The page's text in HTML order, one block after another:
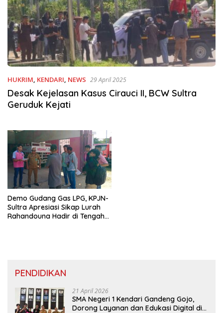
HUKRIM, KENDARI, NEWS 29 April 2025
Desak Kejelasan Kasus Cirauci II, BCW Sultra
Geruduk Kejati
Demo Gudang Gas LPG, KPJN-
Sultra Apresiasi Sikap Lurah
Rahandouna Hadir di Tengah
PENDIDIKAN
21 April 2026
SMA Negeri 1 Kendari Gandeng Gojo,
Dorong Layanan dan Edukasi Digital di